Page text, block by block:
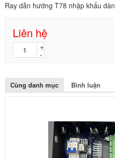
Ray dẫn hướng T78 nhập khẩu
Liên hệ
Cùng danh mục Bình luận